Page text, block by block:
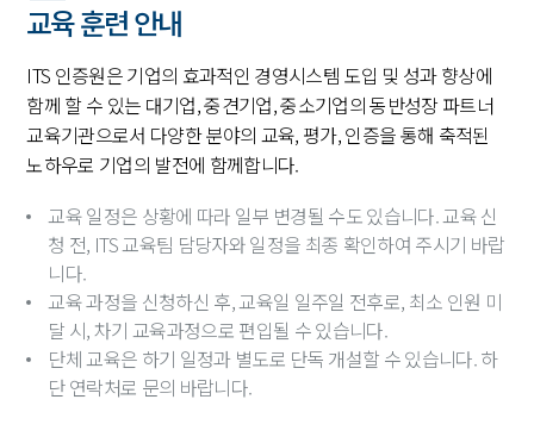
교육 훈련 안내
ITS 인증원은 기업의 효과적인 경영시스템 도입 및 성과 향상에
함께 할 수 있는 대기업, 중견기업, 중소기업의 동반성장 파트너
교육기관으로서 다양한 분야의 교육, 평가, 인증을 통해 축적된
노하우로 기업의 발전에 함께합니다.
교육 일정은 상황에 따라 일부 변경될 수도 있습니다. 교육 신
청 전, ITS 교육팀 담당자와 일정을 최종 확인하여 주시기 바랍
니다.
교육 과정을 신청하신 후, 교육일 일주일 전후로, 최소 인원 미
달 시, 차기 교육과정으로 편입될 수 있습니다.
단체 교육은 하기 일정과 별도로 단독 개설할 수 있습니다. 하
단 연락처로 문의 바랍니다.